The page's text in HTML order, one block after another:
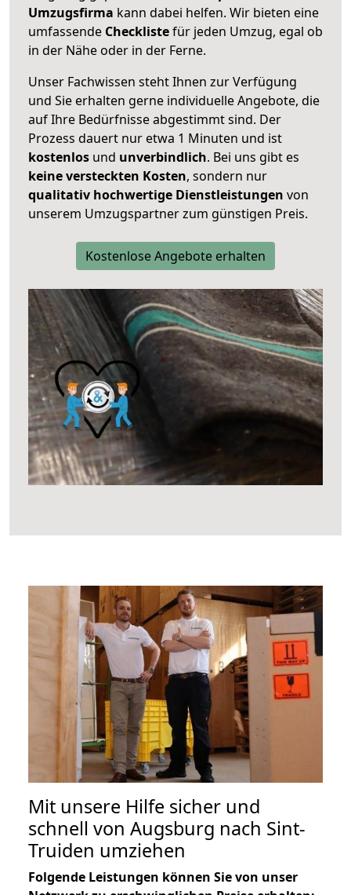
Umzugsfirma kann dabei helfen. Wir bieten eine
umfassende Checklistefür jeden Umzug, egal ob
in der Nähe oder in der Ferne.
Unser Fachwissen steht Ihnen zur Verfügung
und Sie erhalten gerne individuelle Angebote, die
auf Ihre Bedürfnisse abgestimmt sind. Der
Prozess dauert nur etwa 1 Minuten und ist
kostenlos und unverbindlich. Bei uns gibt es
keine versteckten Kosten, sondern nur
qualitativ hochwertige Dienstleistungen von
unserem Umzugspartner zum günstigen Preis.
Kostenlose Angebote erhalten
Mit unsere Hilfe sicher und
schnell von Augsburg nach Sint-
Truiden umziehen
Folgende Leistungen können Sie von unser